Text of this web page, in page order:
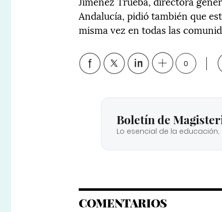
Andalucía, pidió también que
misma vez en todas las
0
Boletín de
Lo esencial de la
COMENTARIOS